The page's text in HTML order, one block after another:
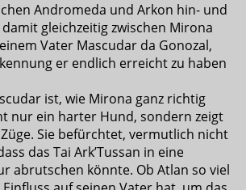
Andromeda und Arkon hin- und
gleichzeitig zwischen Mirona
Vater Mascudar da Gonozal,
er endlich erreicht zu haben
ist, wie Mirona ganz richtig
nur ein harter Hund, sondern zeigt
Sie befürchtet, vermutlich nicht
das Tai Ark’Tussan in eine
abrutschen könnte. Ob Atlan so viel